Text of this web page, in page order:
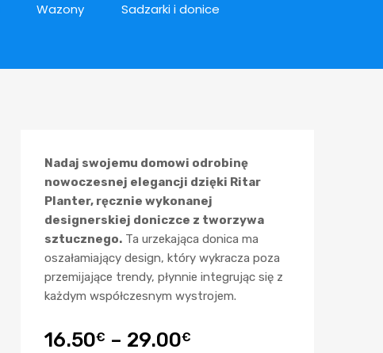
Wazony Sadzarki i donice
Nadaj swojemu domowi odrobinę
nowoczesnej elegancji dzięki Ritar
Planter, ręcznie wykonanej
designerskiej doniczce z tworzywa
sztucznego. Ta urzekająca donica ma
oszałamiający design, który wykracza poza
przemijające trendy, płynnie integrując się z
każdym współczesnym wystrojem.
16.50€ – 29.00€